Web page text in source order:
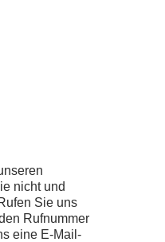
nicht und
Sie uns
Rufnummer
eine E-Mail-